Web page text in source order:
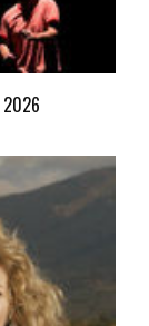
2026